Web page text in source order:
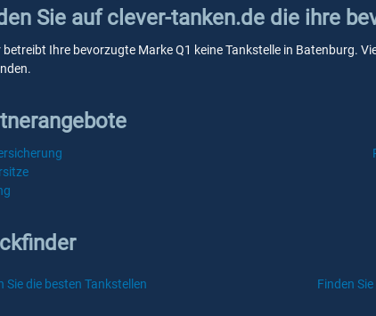
Sie auf clever-tanken.de die ihre
betreibt Ihre bevorzugte Marke Q1 keine Tankstelle in Batenburg.
Sie die besten Tankstellen Finden